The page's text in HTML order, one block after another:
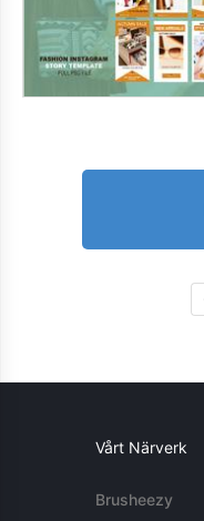
Vårt Närverk
Brusheezy